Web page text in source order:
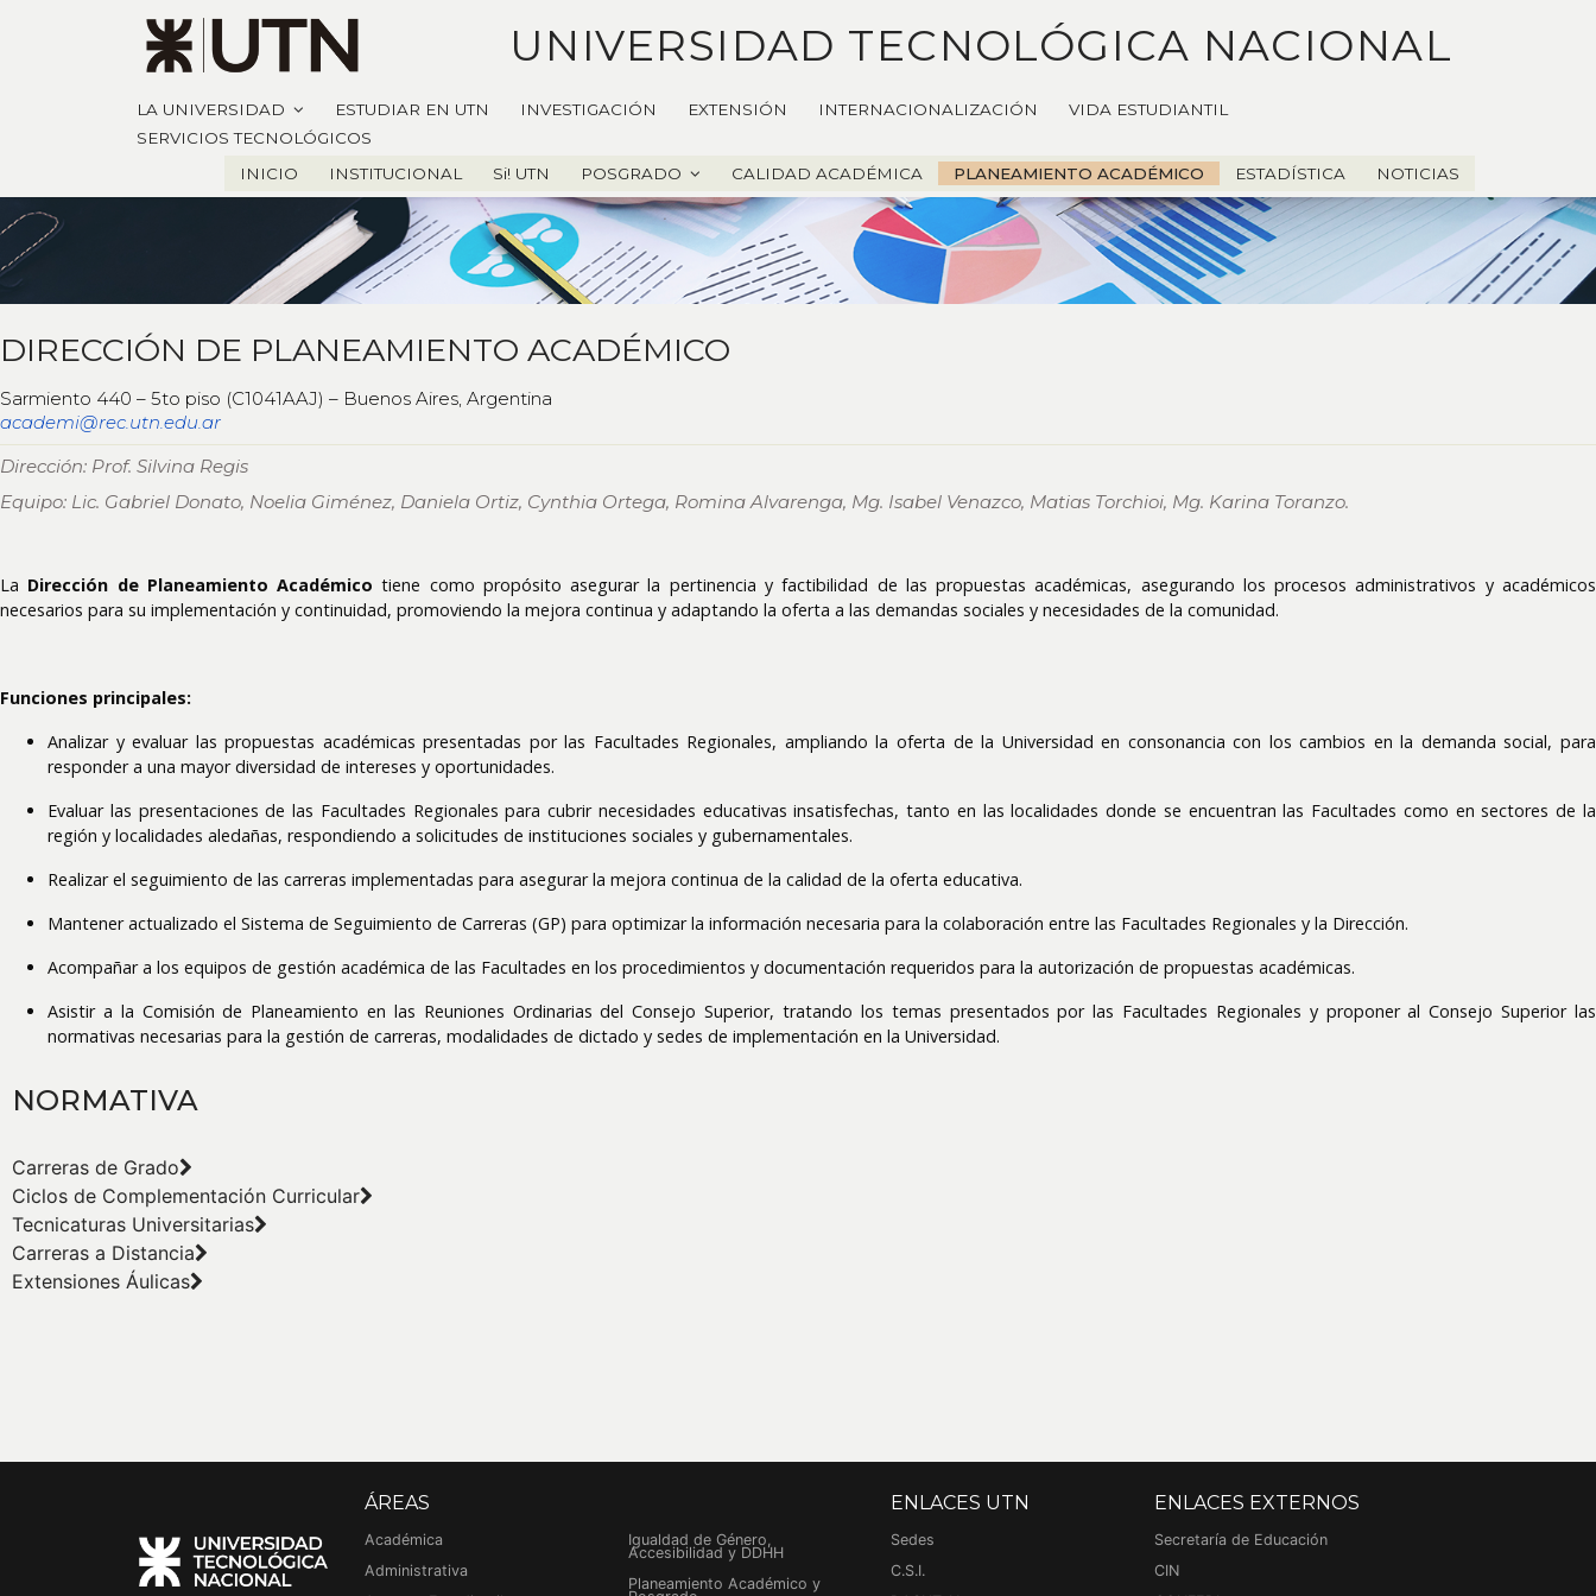
UNIVERSIDAD TECNOLÓGICA NACIONAL
LA UNIVERSIDAD ESTUDIAR EN UTN INVESTIGACIÓN EXTENSIÓN INTERNACIONALIZACIÓN
VIDA ESTUDIANTIL
SERVICIOS TECNOLÓGICOS
INICIO
INSTITUCIONAL Si! UTN POSGRADO CALIDAD ACADÉMICA PLANEAMIENTO ACADÉMICO ESTADÍSTICA NOTICIAS
DIRECCIÓN DE PLANEAMIENTO ACADÉMICO
Sarmiento 440 – 5to piso (C1041AAJ) – Buenos Aires, Argentina
academi@rec.utn.edu.ar
Dirección: Prof. Silvina Regis
Equipo: Lic. Gabriel Donato, Noelia Giménez, Daniela Ortiz, Cynthia Ortega, Romina Alvarenga, Mg. Isabel Venazco, Matias Torchioi, Mg. Karina Toranzo.
La Dirección de Planeamiento Académico tiene como propósito asegurar la pertinencia y factibilidad de las propuestas académicas, asegurando los procesos administrativos y académicos
necesarios para su implementación y continuidad, promoviendo la mejora continua y adaptando la oferta a las demandas sociales y necesidades de la comunidad.
Funciones principales:
Analizar y evaluar las propuestas académicas presentadas por las Facultades Regionales, ampliando la oferta de la Universidad en consonancia con los cambios en la demanda social, para
responder a una mayor diversidad de intereses y oportunidades.
Evaluar las presentaciones de las Facultades Regionales para cubrir necesidades educativas insatisfechas, tanto en las localidades donde se encuentran las Facultades como en sectores de la
región y localidades aledañas, respondiendo a solicitudes de instituciones sociales y gubernamentales.
Realizar el seguimiento de las carreras implementadas para asegurar la mejora continua de la calidad de la oferta educativa.
Mantener actualizado el Sistema de Seguimiento de Carreras (GP) para optimizar la información necesaria para la colaboración entre las Facultades Regionales y la Dirección.
Acompañar a los equipos de gestión académica de las Facultades en los procedimientos y documentación requeridos para la autorización de propuestas académicas.
Asistir a la Comisión de Planeamiento en las Reuniones Ordinarias del Consejo Superior, tratando los temas presentados por las Facultades Regionales y proponer al Consejo Superior las
normativas necesarias para la gestión de carreras, modalidades de dictado y sedes de implementación en la Universidad.
NORMATIVA
Carreras de Grado
Ciclos de Complementación Curricular
Tecnicaturas Universitarias
Carreras a Distancia
Extensiones Áulicas
ÁREAS
Académica
Administrativa
Igualdad de Género,
Accesibilidad y DDHH
Planeamiento Académico y
ENLACES UTN
Sedes
C.S.I.
ENLACES EXTERNOS
Secretaría de Educación
CIN